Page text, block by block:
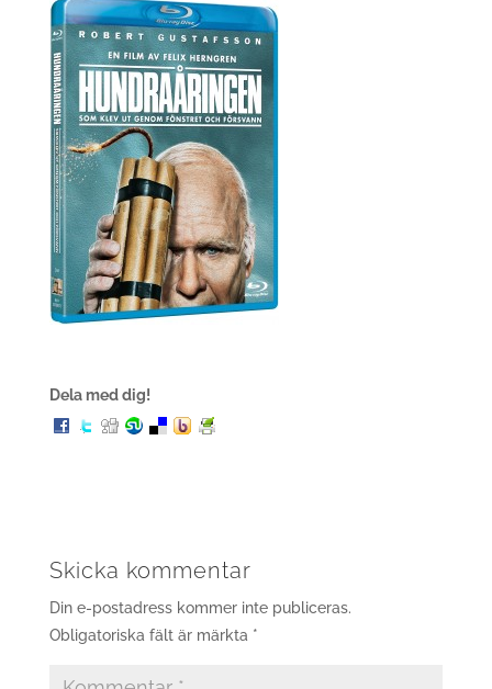
Dela med dig!
Skicka kommentar
Din e-postadress kommer inte publiceras.
Obligatoriska fält är märkta *